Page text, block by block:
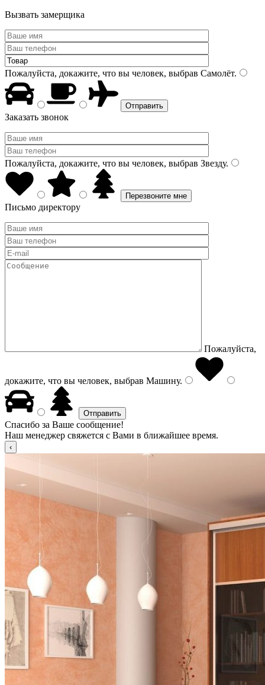
Вызвать замерщика
Пожалуйста, докажите, что вы человек, выбрав Самолёт.
Заказать звонок
Пожалуйста, докажите, что вы человек, выбрав Звезду.
Письмо директору
Пожалуйста,
докажите, что вы человек, выбрав Машину.
Спасибо за Ваше сообщение!
Наш менеджер свяжется с Вами в ближайшее время.